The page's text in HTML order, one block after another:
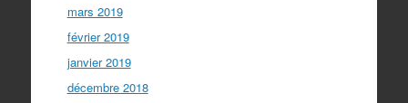
mars 2019
février 2019
janvier 2019
décembre 2018